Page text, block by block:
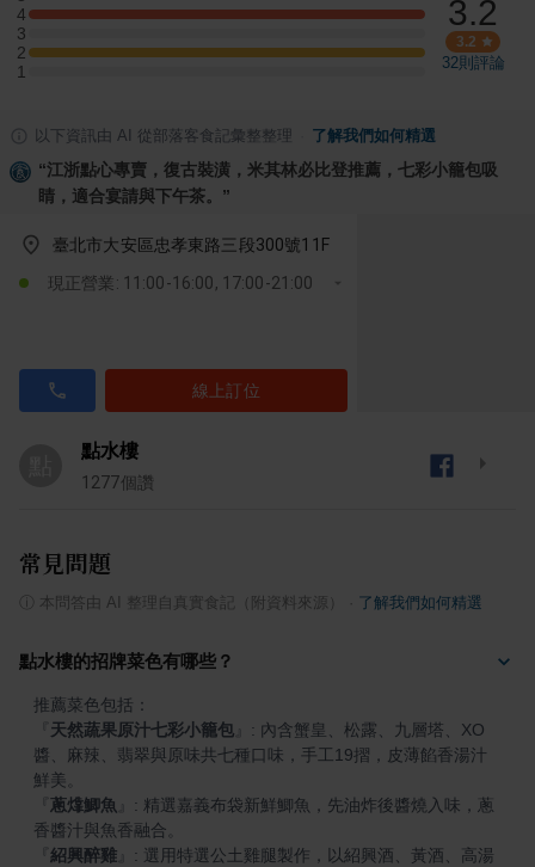
4
4 星：1 則評論
3
3 星：0 則評論
2
2 星：1 則評論
1
1 星：0 則評論
3.2
3.2
32則評論
以下資訊由 AI 從部落客食記彙整整理 了解我們如何精選
“江浙點心專賣，復古裝潢，米其林必比登推薦，七彩小籠包吸
睛，適合宴請與下午茶。 ”
臺北市大安區忠孝東路三段300號11F
現正營業: 11:00-16:00, 17:00-21:00
線上訂位
點水樓
1277個讚
常見問題
本問答由 AI 整理自真實食記（附資料來源） 了解我們如何精選
點水樓的招牌菜色有哪些？
天然蔬果原汁七彩小籠包
: 內含蟹皇、松露、九層塔、XO
醬、麻辣、翡翠與原味共七種口味，手工19摺，皮薄餡香湯汁
蔥㸆鯽魚
: 精選嘉義布袋新鮮鯽魚，先油炸後醬燒入味，蔥
紹興醉雞
: 選用特選公土雞腿製作，以紹興酒、黃酒、高湯